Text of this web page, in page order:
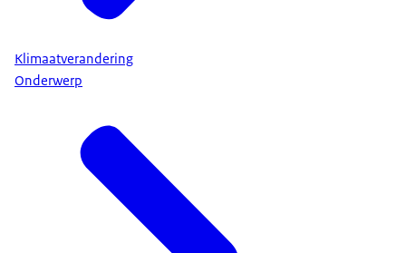
Klimaatverandering
Onderwerp